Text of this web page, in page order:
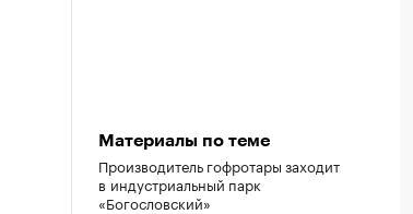
Материалы по теме
Производитель гофротары заходит
в индустриальный парк
«Богословский»